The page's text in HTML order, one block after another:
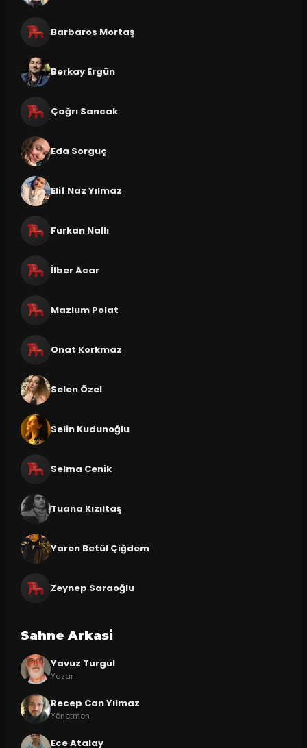
Barbaros Mortaş
Berkay Ergün
Çağrı Sancak
Eda Sorguç
Elif Naz Yılmaz
Furkan Nallı
İlber Acar
Mazlum Polat
Onat Korkmaz
Selen Özel
Selin Kudunoğlu
Selma Cenik
Tuana Kızıltaş
Yaren Betül Çiğdem
Zeynep Saraoğlu
Sahne Arkasi
Yavuz Turgul
Yazar
Recep Can Yılmaz
Yönetmen
Ece Atalay